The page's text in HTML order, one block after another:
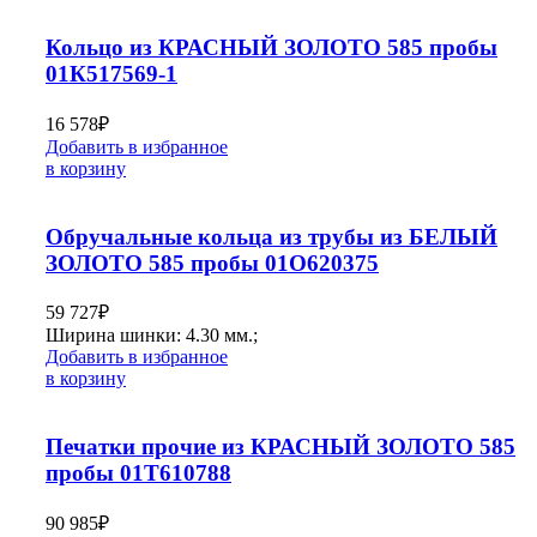
Кольцо из КРАСНЫЙ ЗОЛОТО 585 пробы
01К517569-1
16 578₽
Добавить в избранное
в корзину
Обручальные кольца из трубы из БЕЛЫЙ
ЗОЛОТО 585 пробы 01О620375
59 727₽
Ширина шинки: 4.30 мм.;
Добавить в избранное
в корзину
Печатки прочие из КРАСНЫЙ ЗОЛОТО 585
пробы 01Т610788
90 985₽